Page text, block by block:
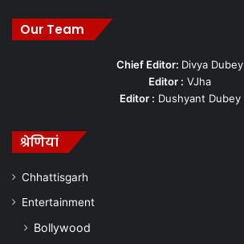
Our Team
Chief Editor: Divya Dubey
Editor : VJha
Editor : Dushyant Dubey
श्रेणियां
Chhattisgarh
Entertainment
Bollywood